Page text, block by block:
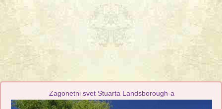
Zagonetni svet Stuarta Landsborough-a